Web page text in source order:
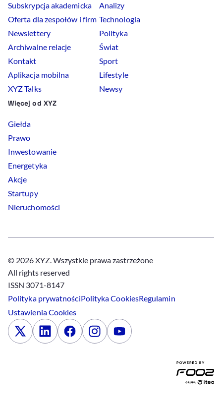
Subskrypcja akademicka
Oferta dla zespołów i firm
Newslettery
Archiwalne relacje
Kontakt
Aplikacja mobilna
XYZ Talks
Analizy
Technologia
Polityka
Świat
Sport
Lifestyle
Newsy
Więcej od XYZ
Giełda
Prawo
Inwestowanie
Energetyka
Akcje
Startupy
Nieruchomości
© 2026 XYZ. Wszystkie prawa zastrzeżone
All rights reserved
ISSN 3071-8147
Polityka prywatnościPolitykaCookiesRegulamin
UstawieniaCookies
x LinkedinFacebookInstagramYoutube